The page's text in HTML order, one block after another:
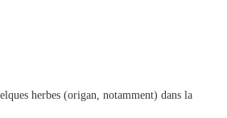
herbes (origan, notamment) dans la